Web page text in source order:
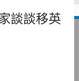
談談移英